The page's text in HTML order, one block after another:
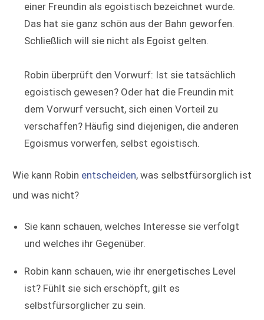
einer Freundin als egoistisch bezeichnet wurde.
Das hat sie ganz schön aus der Bahn geworfen.
Schließlich will sie nicht als Egoist gelten.
Robin überprüft den Vorwurf: Ist sie tatsächlich
egoistisch gewesen? Oder hat die Freundin mit
dem Vorwurf versucht, sich einen Vorteil zu
verschaffen? Häufig sind diejenigen, die anderen
Egoismus vorwerfen, selbst egoistisch.
Wie kann Robin entscheiden, was selbstfürsorglich ist
und was nicht?
Sie kann schauen, welches Interesse sie verfolgt
und welches ihr Gegenüber.
Robin kann schauen, wie ihr energetisches Level
ist? Fühlt sie sich erschöpft, gilt es
selbstfürsorglicher zu sein.